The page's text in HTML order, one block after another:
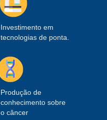
Investimento em
tecnologias de ponta.
Produção de
conhecimento sobre
o câncer